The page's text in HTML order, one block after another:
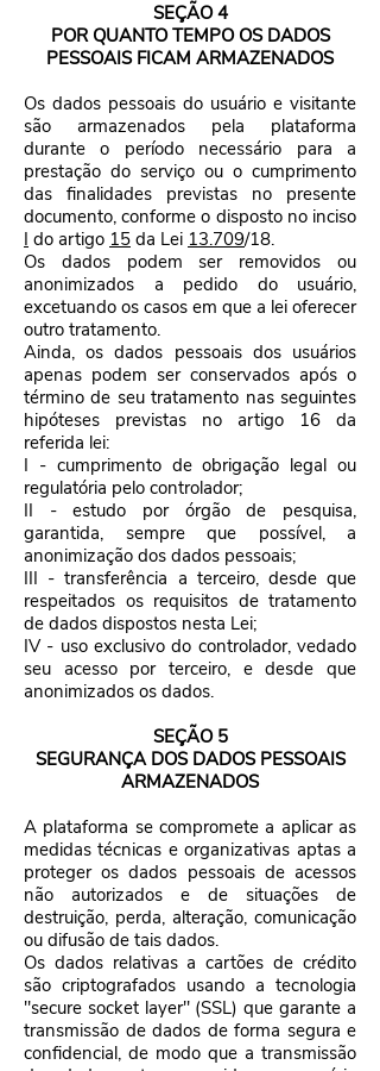
SEÇÃO 4
POR QUANTO TEMPO OS DADOS
PESSOAIS FICAM ARMAZENADOS
Os dados pessoais do usuário e visitante
são armazenados pela plataforma
durante o período necessário para a
prestação do serviço ou o cumprimento
das finalidades previstas no presente
documento, conforme o disposto no inciso
I do artigo 15 da Lei 13.709/18.
Os dados podem ser removidos ou
anonimizados a pedido do usuário,
excetuando os casos em que a lei oferecer
outro tratamento.
Ainda, os dados pessoais dos usuários
apenas podem ser conservados após o
término de seu tratamento nas seguintes
hipóteses previstas no artigo 16 da
referida lei:
I - cumprimento de obrigação legal ou
regulatória pelo controlador;
II - estudo por órgão de pesquisa,
garantida, sempre que possível, a
anonimização dos dados pessoais;
III - transferência a terceiro, desde que
respeitados os requisitos de tratamento
de dados dispostos nesta Lei;
IV - uso exclusivo do controlador, vedado
seu acesso por terceiro, e desde que
anonimizados os dados.
SEÇÃO 5
SEGURANÇA DOS DADOS PESSOAIS
ARMAZENADOS
A plataforma se compromete a aplicar as
medidas técnicas e organizativas aptas a
proteger os dados pessoais de acessos
não autorizados e de situações de
destruição, perda, alteração, comunicação
ou difusão de tais dados.
Os dados relativas a cartões de crédito
são criptografados usando a tecnologia
"secure socket layer" (SSL) que garante a
transmissão de dados de forma segura e
confidencial, de modo que a transmissão